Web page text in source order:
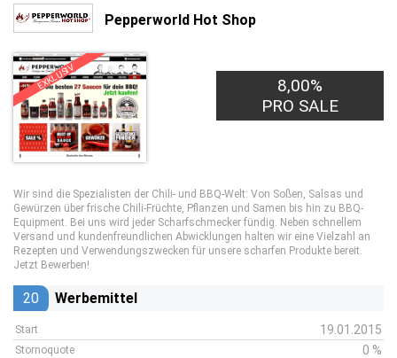
Pepperworld Hot Shop
EXKLUSIV
8,00%
PRO SALE
Wir sind die Spezialisten der Chili- und BBQ-Welt: Von Soßen, Salsas und
Gewürzen über frische Chili-Früchte, Pflanzen und Samen bis hin zu BBQ-
Equipment. Bei uns wird jeder Scharfschmecker fündig. Neben schnellem
Versand und kundenfreundlichen Abwicklungen halten wir eine Vielzahl an
Rezepten und Verwendungszwecken für unsere scharfen Produkte bereit.
Jetzt Bewerben!
20 Werbemittel
Start 19.01.2015
Stornoquote 0 %